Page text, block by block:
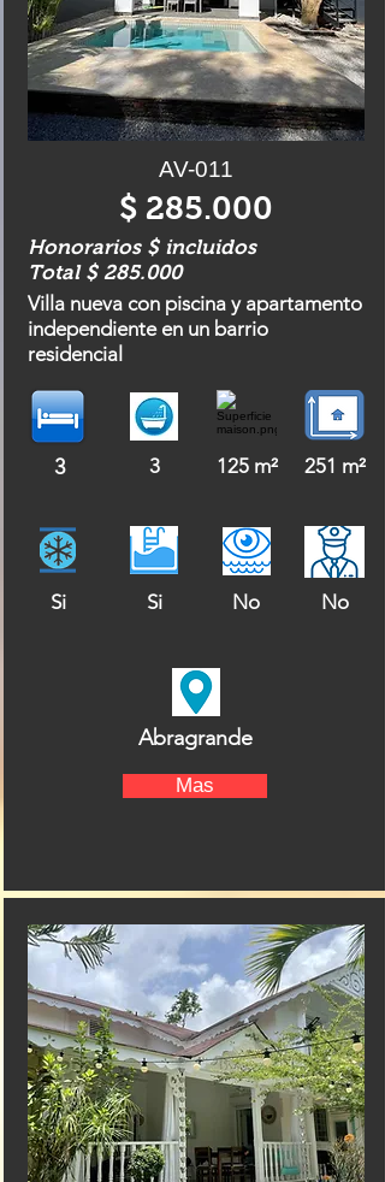
AV-011
$ 285.000
Honorarios $ incluidos
Total $ 285.000
Villa nueva con piscina y apartamento
independiente en un barrio
residencial
3 3 125 m² 251 m²
Si Si No No
Abragrande
Mas